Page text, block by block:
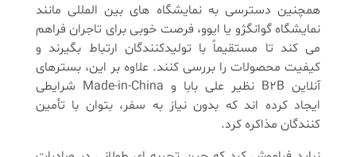
همچنین دسترسی به نمایشگاه های بین المللی مانند
نمایشگاه گوانگژو یا ایوو، فرصت خوبی برای تاجران فراهم
می کند تا مستقیماً با تولیدکنندگان ارتباط بگیرند و
کیفیت محصولات را بررسی کنند. علاوه بر این، بسترهای
آنلاین B2B نظیر علی بابا و Made-in-China شرایطی
ایجاد کرده اند که بدون نیاز به سفر، بتوان با تأمین
کنندگان مذاکره کرد.